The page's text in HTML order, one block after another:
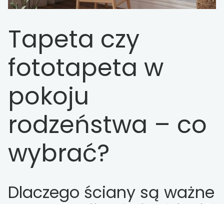
Tapeta czy
fototapeta w
pokoju
rodzeństwa – co
wybrać?
Dlaczego ściany są ważne